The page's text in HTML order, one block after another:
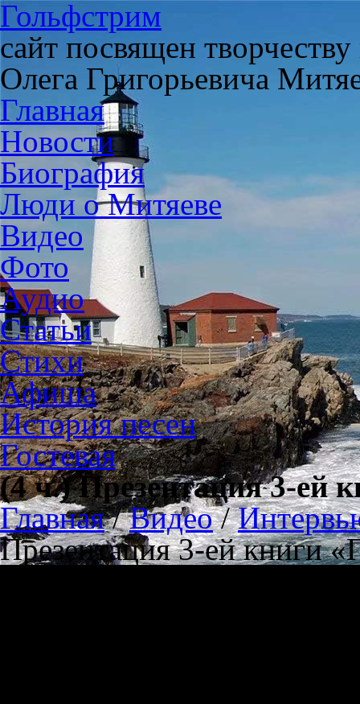
Гольфстрим
сайт посвящен
Олега Григорьевича
Главная
Новости
Биография
Люди о Митяеве
Видео
Фото
Аудио
Статьи
Стихи
Афиша
История песен
Гостевая
(4 ч.) Презентация 3-ей
Главная/Видео/
Презентация 3-ей книги